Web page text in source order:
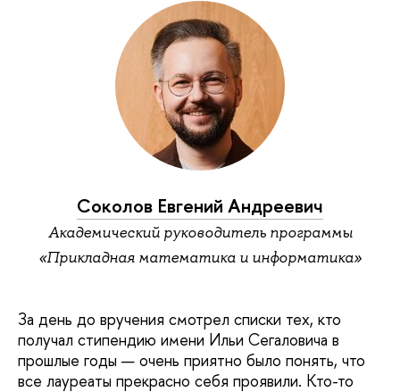
Соколов Евгений Андреевич
Академический руководитель программы
«Прикладная математика и информатика»
За день до вручения смотрел списки тех, кто
получал стипендию имени Ильи Сегаловича в
прошлые годы — очень приятно было понять, что
все лауреаты прекрасно себя проявили. Кто-то